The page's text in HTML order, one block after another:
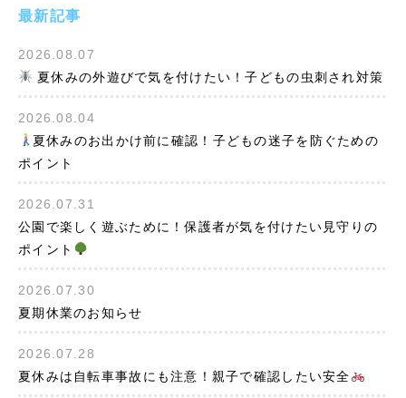
最新記事
2026.08.07
夏休みの外遊びで気を付けたい！子どもの虫刺され対策
2026.08.04
夏休みのお出かけ前に確認！子どもの迷子を防ぐための
ポイント
2026.07.31
公園で楽しく遊ぶために！保護者が気を付けたい見守りの
ポイント
2026.07.30
夏期休業のお知らせ
2026.07.28
夏休みは自転車事故にも注意！親子で確認したい安全